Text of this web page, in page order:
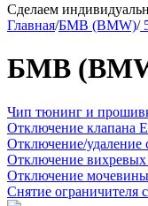
Сделаем
Главная/БМВ (BMW)/
БМВ
Чип тюнинг и
Отключение клапана
Отключение/удаление
Отключение вихревых
Отключение
Снятие ограничителя